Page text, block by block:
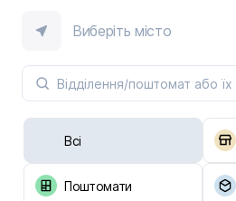
Виберіть місто
Всі
Поштомати